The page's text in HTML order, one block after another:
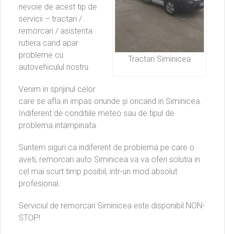
Tractari Siminicea
nevoie de acest tip de
servicii – tractari /
remorcari / asistenta
rutiera cand apar
probleme cu
autovehiculul nostru.
Venim in sprijinul celor
care se afla in impas oriunde și oricand in Siminicea.
Indiferent de conditiile meteo sau de tipul de
problema intampinata.
Suntem siguri ca indiferent de problema pe care o
aveti, remorcari auto Siminicea va va oferi solutia in
cel mai scurt timp posibil, intr-un mod absolut
profesional.
Serviciul de remorcari Siminicea este disponibil NON-
STOP!